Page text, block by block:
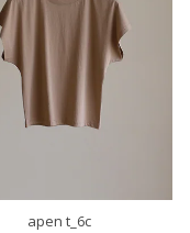
apen t_6c